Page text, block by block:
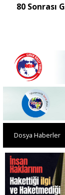
80 Sonrası
Dosya Haberler